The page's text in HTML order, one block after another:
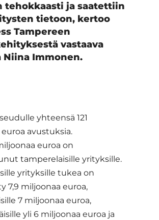
tehokkaasti ja saatettiin
tietoon, kertoo
Tampereen
vastaava
Niina Immonen.
yhteensä 121
avustuksia.
euroa on
tamperelaisille yrityksille.
yrityksille tukea on
7,9 miljoonaa euroa,
7 miljoonaa euroa,
yli 6 miljoonaa euroa ja